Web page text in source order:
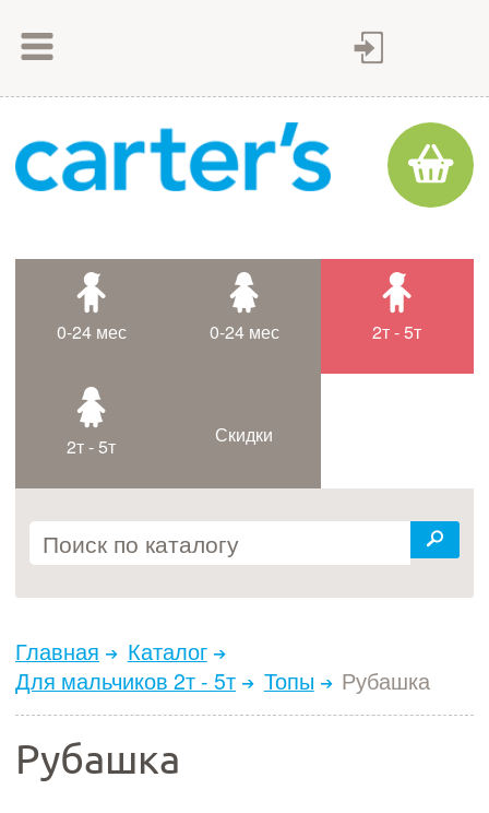
Как оплатить
Доставка товара
Контакты
0-24 мес 0-24 мес 2т - 5т
2т - 5т Скидки
Главная
Каталог
Для мальчиков 2т - 5т
Топы Рубашка
Рубашка